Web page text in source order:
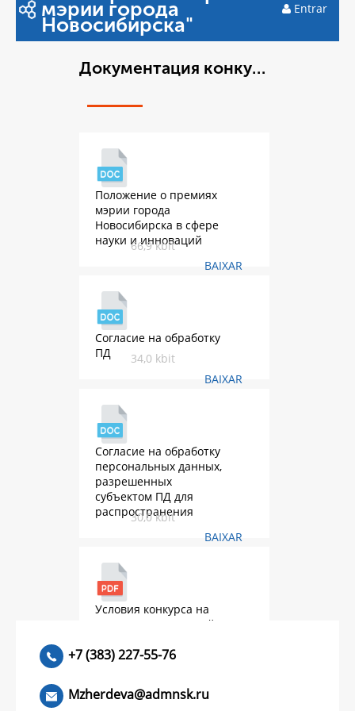
мэрии города
Новосибирска"
Entrar
Документация конкурса премий
Положение о премиях
мэрии города
Новосибирска в сфере
науки и инноваций
BAIXAR
66,9 kbit
Согласие на обработку
ПД
BAIXAR
34,0 kbit
Согласие на обработку
персональных данных,
разрешенных
субъектом ПД для
распространения
BAIXAR
30,0 kbit
Условия конкурса на
присуждение премий
+7 (383) 227-55-76
Mzherdeva@admnsk.ru